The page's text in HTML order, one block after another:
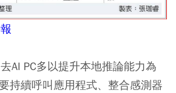
AI PC多以提升本地推論能力為
持續呼叫應用程式、整合感測器